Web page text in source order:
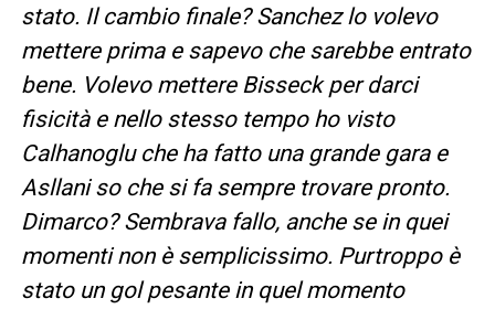
stato. Il cambio finale? Sanchez lo volevo
mettere prima e sapevo che sarebbe entrato
bene. Volevo mettere Bisseck per darci
fisicità e nello stesso tempo ho visto
Calhanoglu che ha fatto una grande gara e
Asllani so che si fa sempre trovare pronto.
Dimarco? Sembrava fallo, anche se in quei
momenti non è semplicissimo. Purtroppo è
stato un gol pesante in quel momento